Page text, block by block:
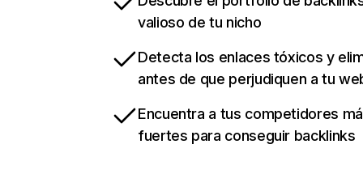
valioso de tu nicho
Detecta los enlaces tóxicos y
antes de que perjudiquen a tu
Encuentra a tus competidores
fuertes para conseguir backlinks